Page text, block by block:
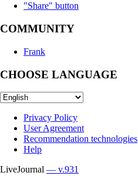
"Share" button
COMMUNITY
Frank
CHOOSE LANGUAGE
Privacy Policy
User Agreement
Recommendation technologies
Help
LiveJournal — v.931